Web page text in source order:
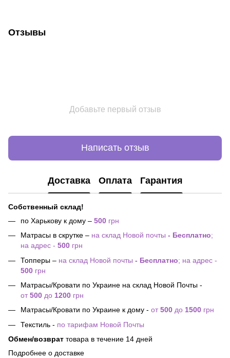
Отзывы
Добавьте первый отзыв
Написать отзыв
Доставка Оплата Гарантия
Собственный склад!
по Харькову к дому – 500 грн
Матрасы в скрутке – на склад Новой почты - Бесплатно;
на адрес - 500 грн
Топперы – на склад Новой почты - Бесплатно; на адрес -
500 грн
Матрасы/Кровати по Украине на склад Новой Почты -
от500 до 1200 грн
Матрасы/Кровати по Украине к дому - от500 до 1500 грн
Текстиль - по тарифам Новой Почты
Обмен/возврат товара в течение 14 дней
Подробнее о доставке